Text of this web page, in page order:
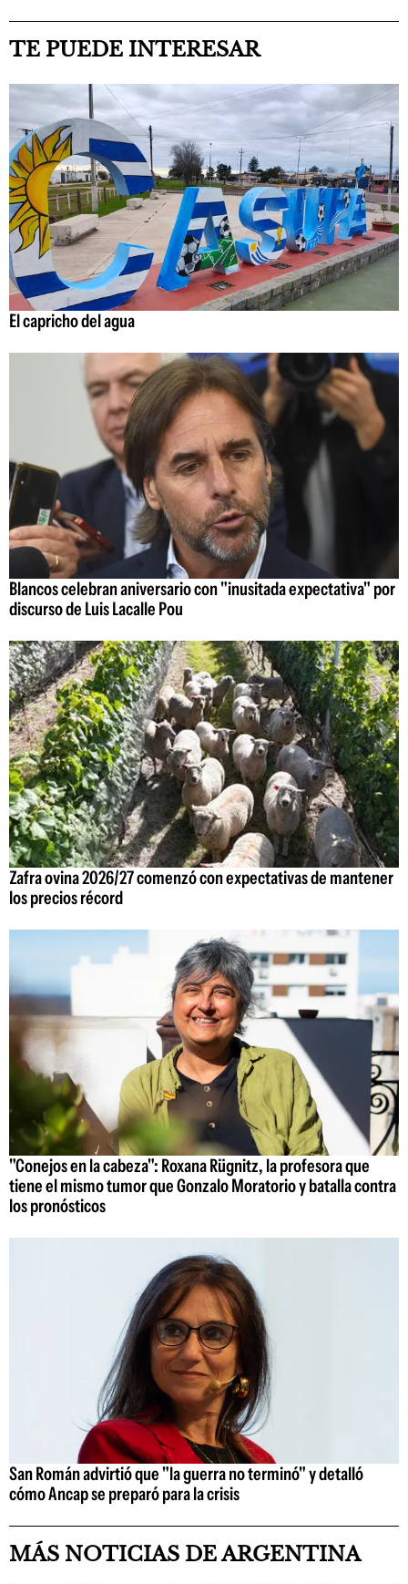
TE PUEDE INTERESAR
El capricho del agua
Blancos celebran aniversario con "inusitada expectativa" por
discurso de Luis Lacalle Pou
Zafra ovina 2026/27 comenzó con expectativas de mantener
los precios récord
"Conejos en la cabeza": Roxana Rügnitz, la profesora que
tiene el mismo tumor que Gonzalo Moratorio y batalla contra
los pronósticos
San Román advirtió que "la guerra no terminó" y detalló
cómo Ancap se preparó para la crisis
MÁS NOTICIAS DE ARGENTINA